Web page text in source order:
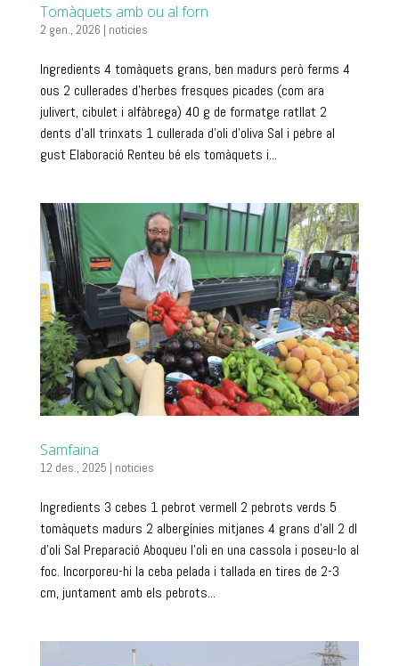
Tomàquets amb ou al forn
2 gen., 2026 | noticies
Ingredients 4 tomàquets grans, ben madurs però ferms 4
ous 2 cullerades d’herbes fresques picades (com ara
julivert, cibulet i alfàbrega) 40 g de formatge ratllat 2
dents d’all trinxats 1 cullerada d’oli d’oliva Sal i pebre al
gust Elaboració Renteu bé els tomàquets i...
Samfaina
12 des., 2025 | noticies
Ingredients 3 cebes 1 pebrot vermell 2 pebrots verds 5
tomàquets madurs 2 albergínies mitjanes 4 grans d’all 2 dl
d’oli Sal Preparació Aboqueu l’oli en una cassola i poseu-lo al
foc. Incorporeu-hi la ceba pelada i tallada en tires de 2-3
cm, juntament amb els pebrots...